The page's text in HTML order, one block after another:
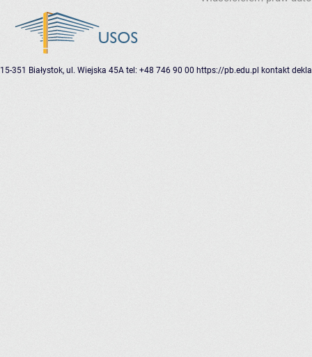
15-351 Białystok, ul. Wiejska 45A tel: +48 746 90 00 https://pb.edu.pl kontakt